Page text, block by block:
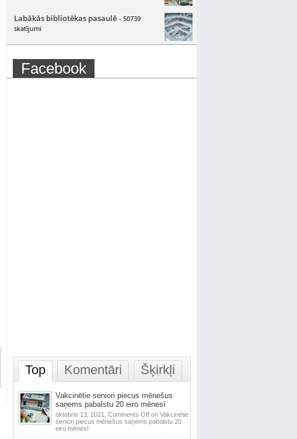
Labākās bibliotēkas pasaulē - 50739
skatījumi
Facebook
Top Komentāri Šķirkļi
Vakcinētie seniori piecus mēnešus
saņems pabalstu 20 eiro mēnesī
oktobris 13, 2021, Comments Offon Vakcinētie
seniori piecus mēnešus saņems pabalstu 20
eiro mēnesī